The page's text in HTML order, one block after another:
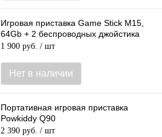
Игровая приставка Game Stick M15,
64Gb + 2 беспроводных джойстика
1 900 руб. / шт
Нет в наличии
Портативная игровая приставка
Powkiddy Q90
2 390 руб. / шт